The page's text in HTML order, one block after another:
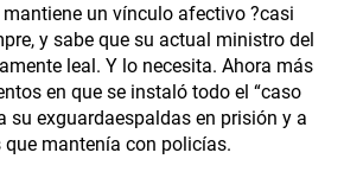
mantiene un vínculo afectivo ?casi
y sabe que su actual ministro del
leal. Y lo necesita. Ahora más
en que se instaló todo el “caso
su exguardaespaldas en prisión y a
mantenía con policías.